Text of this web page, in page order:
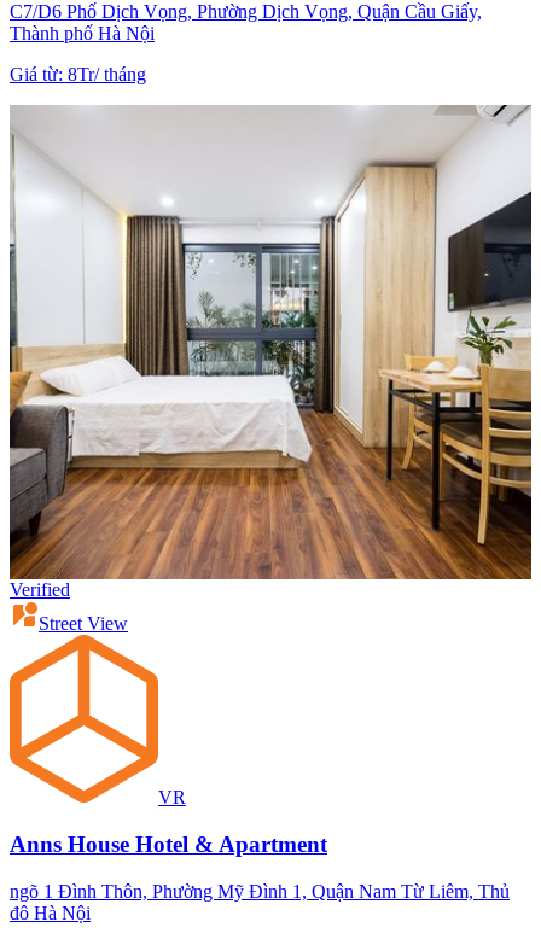
C7/D6 Phố Dịch Vọng, Phường Dịch Vọng, Quận Cầu Giấy,
Thành phố Hà Nội
Giá từ: 8Tr/tháng
Verified
Street View
VR
Anns House Hotel & Apartment
ngõ 1 Đình Thôn, Phường Mỹ Đình 1, Quận Nam Từ Liêm, Thủ
đô Hà Nội